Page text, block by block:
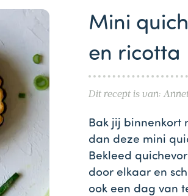
Mini
en ricotta
Dit recept is van:
Bak jij binnenkort
dan deze mini
Bekleed
door elkaar en
ook een dag van